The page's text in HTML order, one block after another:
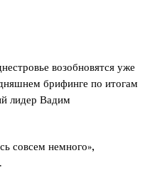
возобновятся уже
брифинге по итогам
лидер Вадим
совсем немного»,